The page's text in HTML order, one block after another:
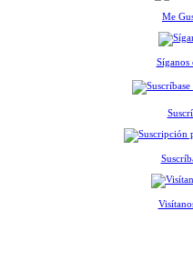
Me